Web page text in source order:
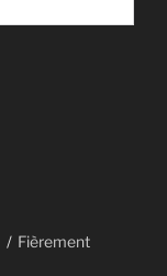
Fièrement